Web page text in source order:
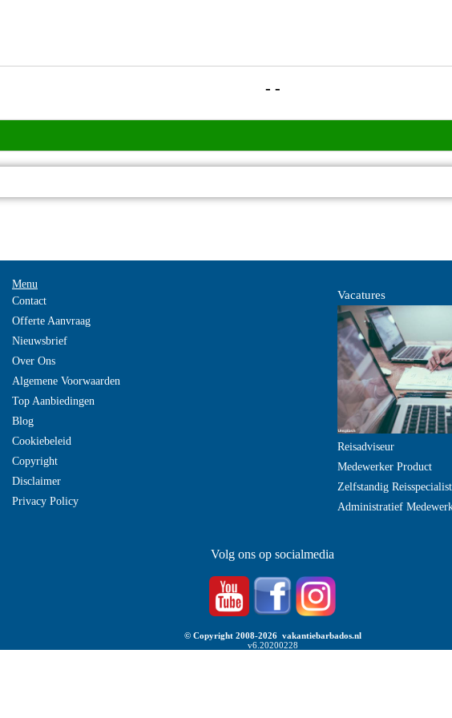
- -
Menu
Contact
Offerte Aanvraag
Nieuwsbrief
Over Ons
Algemene Voorwaarden
Top Aanbiedingen
Blog
Cookiebeleid
Copyright
Disclaimer
Privacy Policy
Vacatures
Reisadviseur
Medewerker Product
Zelfstandig Reisspecialist
Administratief
Volg ons op socialmedia
© Copyright 2008-2026 vakantiebarbados.nl
v6.20200228